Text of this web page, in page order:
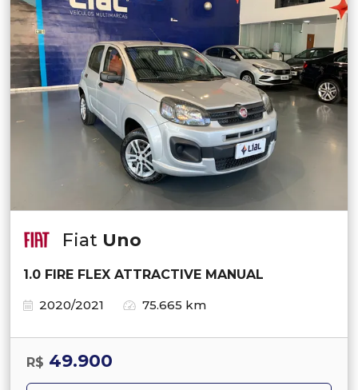
Fiat Uno
1.0 FIRE FLEX ATTRACTIVE MANUAL
2020/2021
75.665 km
R$ 49.900